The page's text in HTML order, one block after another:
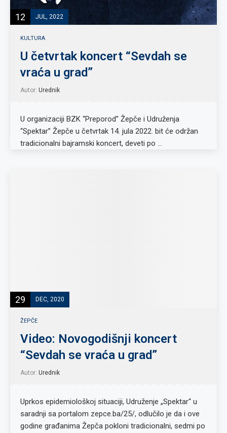
12 JUL, 2022
KULTURA
U četvrtak koncert “Sevdah se
vraća u grad”
Autor: Urednik
U organizaciji BZK “Preporod” Žepče i Udruženja
“Spektar” Žepče u četvrtak 14. jula 2022. bit će održan
tradicionalni bajramski koncert, deveti po …
29 DEC, 2020
ŽEPČE
Video: Novogodišnji koncert
“Sevdah se vraća u grad”
Autor: Urednik
Uprkos epidemiološkoj situaciji, Udruženje „Spektar“ u
saradnji sa portalom zepce.ba/25/, odlučilo je da i ove
godine građanima Žepča pokloni tradicionalni, sedmi po